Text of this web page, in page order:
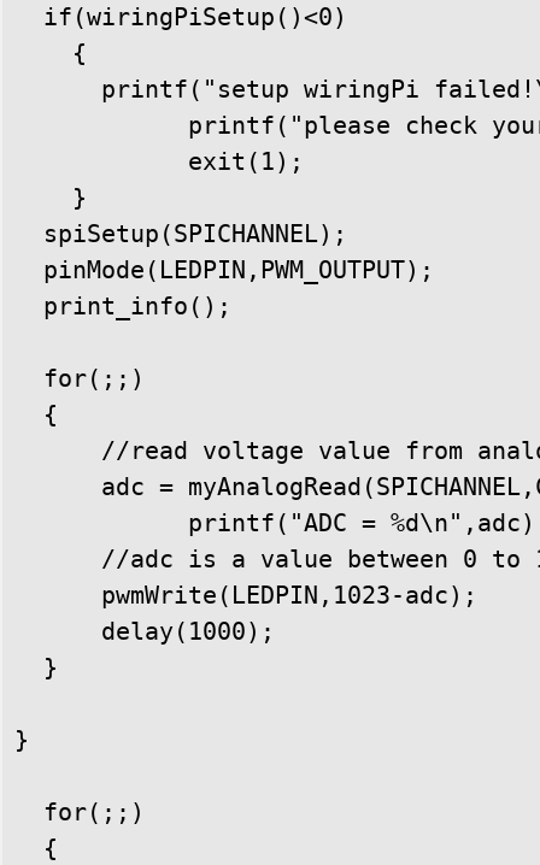
  if(wiringPiSetup()<0)
    {
printf("setup wiringPi
printf("please check
            exit(1);
    }
  spiSetup(SPICHANNEL);
  pinMode(LEDPIN,PWM_OUTPUT);
  print_info();
  for(;;)
  {
//read voltage value from
adc =
printf("ADC =
//adc is a value between 0 to
      pwmWrite(LEDPIN,1023-adc);
      delay(1000);
  }
}
  for(;;)
  {